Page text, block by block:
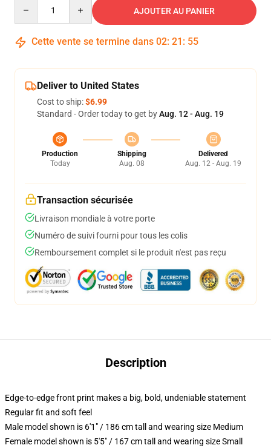
AJOUTER AU PANIER
Cette vente se termine dans 02: 21 : 54
Deliver to United States
Cost to ship:$6.99
Standard - Order today to get byAug. 12 - Aug. 19
Production
Today
Shipping
Aug. 08
Delivered
Aug. 12 - Aug. 19
Transaction sécurisée
Livraison mondiale à votre porte
Numéro de suivi fourni pour tous les colis
Remboursement complet si le produit n'est pas reçu
Description
Edge-to-edge front print makes a big, bold, undeniable statement
Regular fit and soft feel
Male model shown is 6'1" / 186 cm tall and wearing size Medium
Female model shown is 5'5" / 167 cm tall and wearing size Small